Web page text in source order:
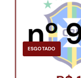
ESGOTADO